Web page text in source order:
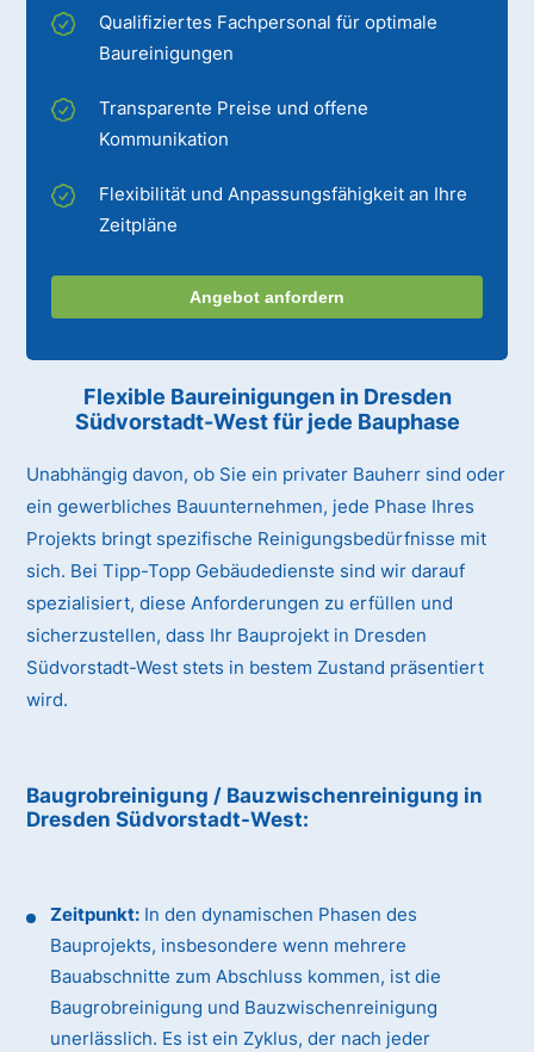
Qualifiziertes Fachpersonal für optimale
Baureinigungen
Transparente Preise und offene
Kommunikation
Flexibilität und Anpassungsfähigkeit an Ihre
Zeitpläne
Angebot anfordern
Flexible Baureinigungen in Dresden
Südvorstadt-Westfür jede Bauphase
Unabhängig davon, ob Sie ein privater Bauherr sind oder
ein gewerbliches Bauunternehmen, jede Phase Ihres
Projekts bringt spezifische Reinigungsbedürfnisse mit
sich. Bei Tipp-Topp Gebäudedienste sind wir darauf
spezialisiert, diese Anforderungen zu erfüllen und
sicherzustellen, dass Ihr Bauprojekt in Dresden
Südvorstadt-West stets in bestem Zustand präsentiert
wird.
Baugrobreinigung / Bauzwischenreinigung in
Dresden Südvorstadt-West:
Zeitpunkt: In den dynamischen Phasen des
Bauprojekts, insbesondere wenn mehrere
Bauabschnitte zum Abschluss kommen, ist die
Baugrobreinigung und Bauzwischenreinigung
unerlässlich. Es ist ein Zyklus, der nach jeder